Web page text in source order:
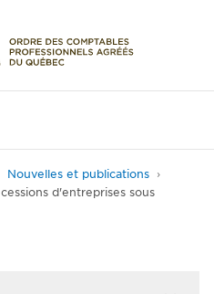
Nouvelles et publications
d'entreprises sous